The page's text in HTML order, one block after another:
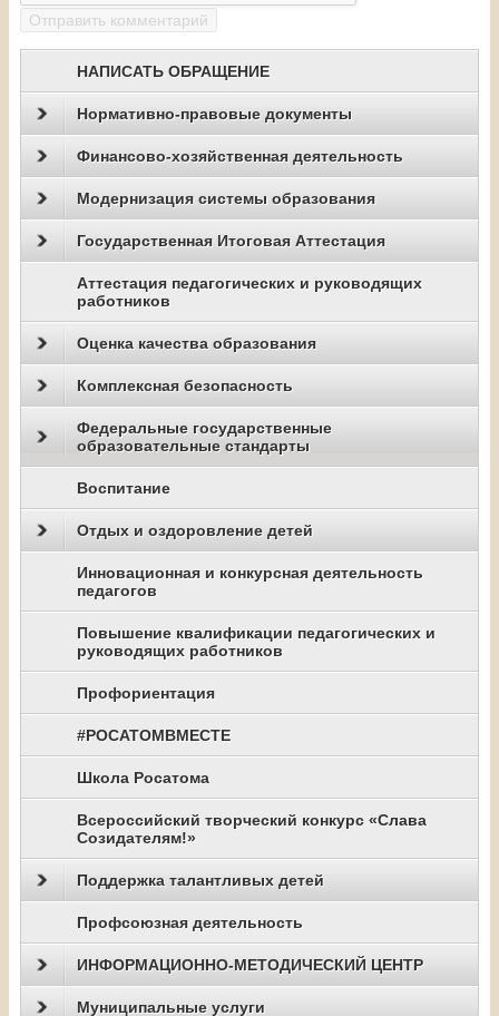
НАПИСАТЬ ОБРАЩЕНИЕ
Нормативно-правовые документы
Финансово-хозяйственная деятельность
Модернизация системы образования
Государственная Итоговая Аттестация
Аттестация педагогических и руководящих
работников
Оценка качества образования
Комплексная безопасность
Федеральные государственные
образовательные стандарты
Воспитание
Отдых и оздоровление детей
Инновационная и конкурсная деятельность
педагогов
Повышение квалификации педагогических и
руководящих работников
Профориентация
#РОСАТОМВМЕСТЕ
Школа Росатома
Всероссийский творческий конкурс «Слава
Созидателям!»
Поддержка талантливых детей
Профсоюзная деятельность
ИНФОРМАЦИОННО-МЕТОДИЧЕСКИЙ ЦЕНТР
Муниципальные услуги